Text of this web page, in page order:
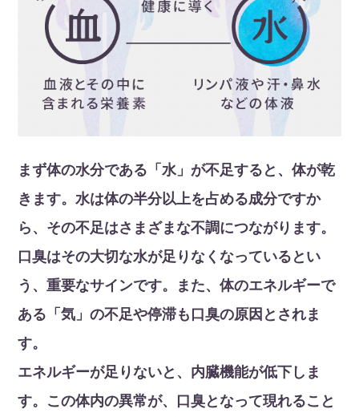
まず体の水分である「水」が不足すると、体が乾
きます。水は体の半分以上を占める成分ですか
ら、その不足はさまざまな不調につながります。
口臭はその大切な水が足りなくなっているとい
う、重要なサインです。また、体のエネルギーで
ある「気」の不足や停滞も口臭の原因とされま
す。
エネルギーが足りないと、内臓機能が低下しま
す。この体内の異常が、口臭となって現れること